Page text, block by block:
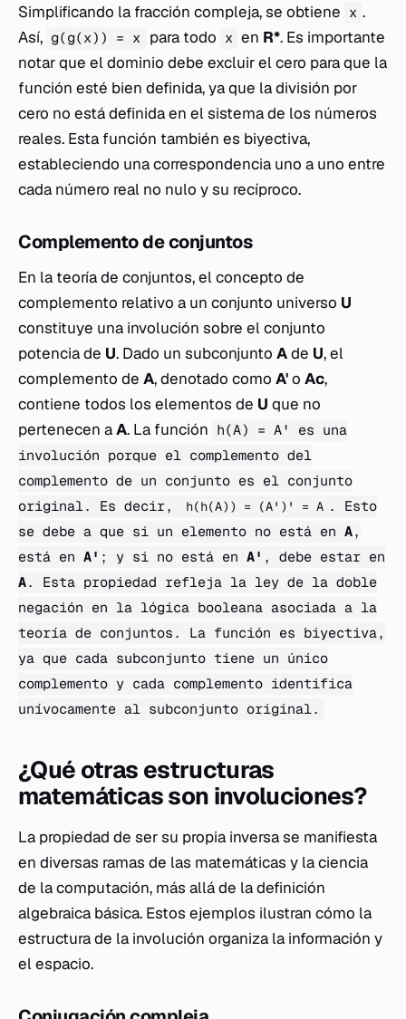
Simplificando la fracción compleja, se obtiene x .
Así, g(g(x)) = x para todo x en R*. Es importante
notar que el dominio debe excluir el cero para que la
función esté bien definida, ya que la división por
cero no está definida en el sistema de los números
reales. Esta función también es biyectiva,
estableciendo una correspondencia uno a uno entre
cada número real no nulo y su recíproco.
Complemento de conjuntos
En la teoría de conjuntos, el concepto de
complemento relativo a un conjunto universo U
constituye una involución sobre el conjunto
potencia de U. Dado un subconjunto Ade U, el
complemento de A, denotado como A'o Ac,
contiene todos los elementos de U que no
pertenecen aA. La función h(A) = A' es una
involución porque el complemento del
complemento de un conjunto es el conjunto
original. Es decir,
h(h(A)) = (A')' = A . Esto
se debe a que si un elemento no está en A,
está en A' ; y si no está en A' , debe estar en
A. Esta propiedad refleja la ley de la doble
negación en la lógica booleana asociada a la
teoría de conjuntos. La función es biyectiva,
ya que cada subconjunto tiene un único
complemento y cada complemento identifica
unívocamente al subconjunto original.
¿Qué otras estructuras
matemáticas son involuciones?
La propiedad de ser su propia inversa se manifiesta
en diversas ramas de las matemáticas y la ciencia
de la computación, más allá de la definición
algebraica básica. Estos ejemplos ilustran cómo la
estructura de la involución organiza la información y
el espacio.